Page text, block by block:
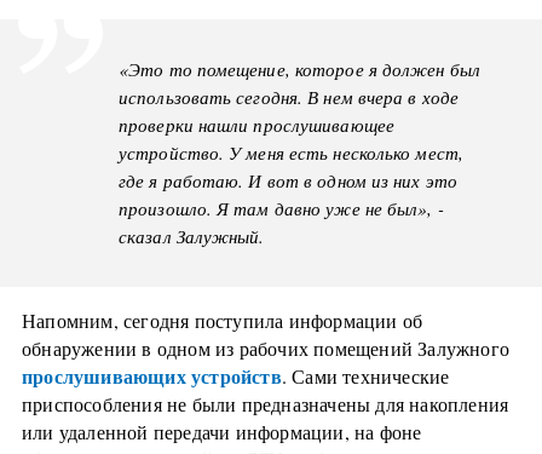
«Это то помещение, которое я должен был
использовать сегодня. В нем вчера в ходе
проверки нашли прослушивающее
устройство. У меня есть несколько мест,
где я работаю. И вот в одном из них это
произошло. Я там давно уже не был», -
сказал Залужный.
Напомним, сегодня поступила информации об
обнаружении в одном из рабочих помещений Залужного
прослушивающих устройств. Сами технические
приспособления не были предназначены для накопления
или удаленной передачи информации, на фоне